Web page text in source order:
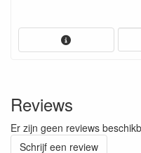
Reviews
Er zijn geen reviews
Schrijf een review